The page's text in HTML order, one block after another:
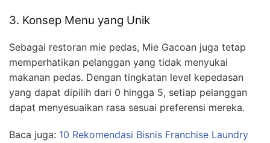
3. Konsep Menu yang Unik
Sebagai restoran mie pedas, Mie Gacoan juga tetap
memperhatikan pelanggan yang tidak menyukai
makanan pedas. Dengan tingkatan level kepedasan
yang dapat dipilih dari 0 hingga 5, setiap pelanggan
dapat menyesuaikan rasa sesuai preferensi mereka.
Baca juga: 10 Rekomendasi Bisnis Franchise Laundry